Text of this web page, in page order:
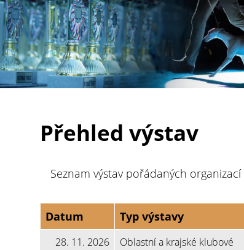
Přehled výstav
Seznam výstav pořádaných organizací
Datum Typ výstavy
28. 11. 2026 Oblastní a krajské klubové